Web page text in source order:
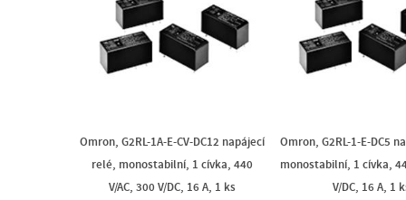
Omron, G2RL-1A-E-CV-DC12 napájecí
relé, monostabilní, 1 cívka, 440
V/AC, 300 V/DC, 16 A, 1 ks
Omron, G2RL-1-E-DC5
monostabilní, 1 cívka,
V/DC, 16 A, 1